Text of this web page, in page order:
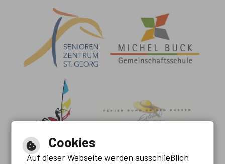
Cookies
Auf dieser Webseite werden ausschließlich